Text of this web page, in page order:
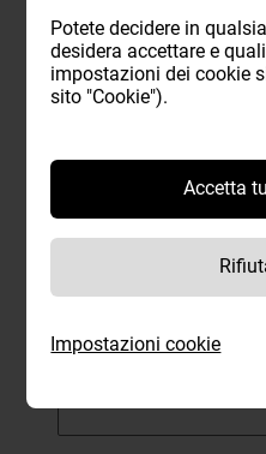
Maggiori
Nome
Potete decidere in
desidera accettare e
impostazioni dei cookie
sito "Cookie").
Impostazioni cookie
Accetta